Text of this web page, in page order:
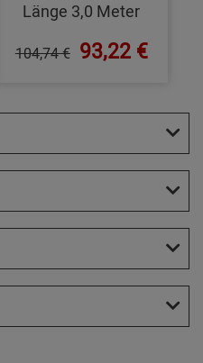
Länge 3,0 Meter
104,74 € 93,22 €